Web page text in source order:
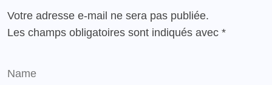
Votre adresse e-mail ne sera pas publiée.
Les champs obligatoires sont indiqués avec *